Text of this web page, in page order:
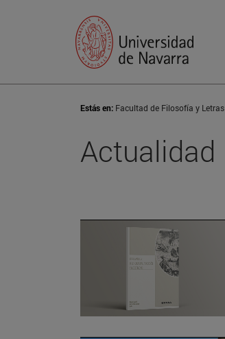
Estás en: Facultad de Filosofía y Letras
Actualidad